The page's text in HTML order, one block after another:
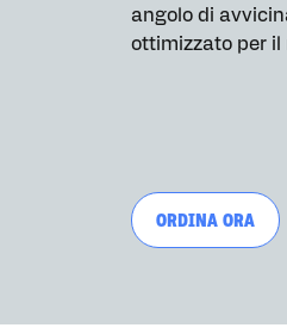
angolo di
ottimizzato per il
ORDINA ORA